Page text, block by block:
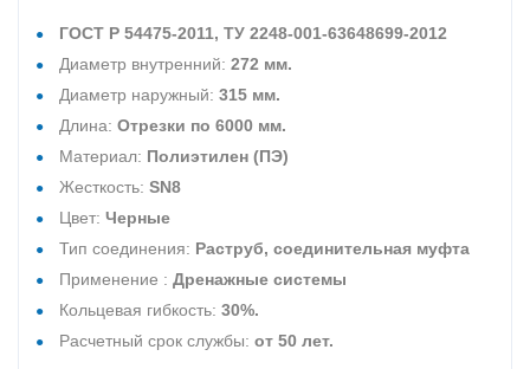
ГОСТ Р 54475-2011, ТУ 2248-001-63648699-2012
Диаметр внутренний: 272 мм.
Диаметр наружный: 315 мм.
Длина: Отрезки по 6000 мм.
Материал: Полиэтилен (ПЭ)
Жесткость: SN8
Цвет: Черные
Тип соединения: Раструб, соединительная муфта
Применение : Дренажные системы
Кольцевая гибкость: 30%.
Расчетный срок службы: от 50 лет.